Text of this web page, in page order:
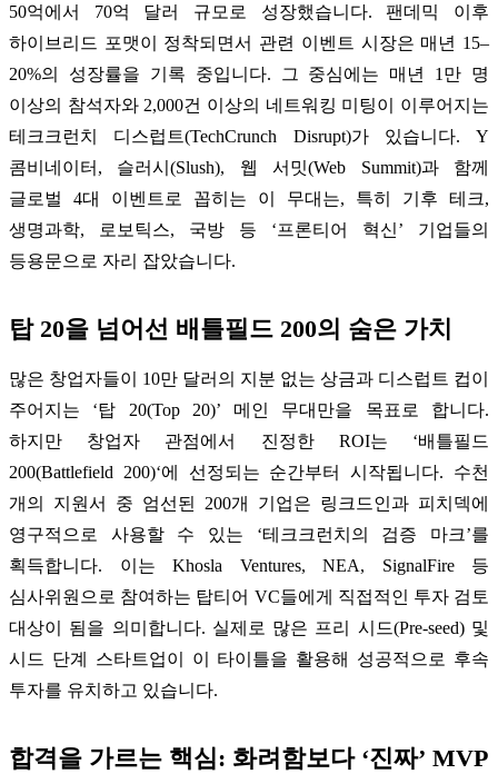
50억에서 70억 달러 규모로 성장했습니다. 팬데믹 이후
하이브리드 포맷이 정착되면서 관련 이벤트 시장은 매년 15–
20%의 성장률을 기록 중입니다. 그 중심에는 매년 1만 명
이상의 참석자와 2,000건 이상의 네트워킹 미팅이 이루어지는
테크크런치 디스럽트(TechCrunch Disrupt)가 있습니다. Y
콤비네이터, 슬러시(Slush), 웹 서밋(Web Summit)과 함께
글로벌 4대 이벤트로 꼽히는 이 무대는, 특히 기후 테크,
생명과학, 로보틱스, 국방 등 ‘프론티어 혁신’ 기업들의
등용문으로 자리 잡았습니다.
탑 20을 넘어선 배틀필드 200의 숨은 가치
많은 창업자들이 10만 달러의 지분 없는 상금과 디스럽트 컵이
주어지는 ‘탑 20(Top 20)’ 메인 무대만을 목표로 합니다.
하지만 창업자 관점에서 진정한 ROI는 ‘배틀필드
200(Battlefield 200)‘에 선정되는 순간부터 시작됩니다. 수천
개의 지원서 중 엄선된 200개 기업은 링크드인과 피치덱에
영구적으로 사용할 수 있는 ‘테크크런치의 검증 마크’를
획득합니다. 이는 Khosla Ventures, NEA, SignalFire 등
심사위원으로 참여하는 탑티어 VC들에게 직접적인 투자 검토
대상이 됨을 의미합니다. 실제로 많은 프리 시드(Pre-seed) 및
시드 단계 스타트업이 이 타이틀을 활용해 성공적으로 후속
투자를 유치하고 있습니다.
합격을 가르는 핵심: 화려함보다 ‘진짜’ MVP